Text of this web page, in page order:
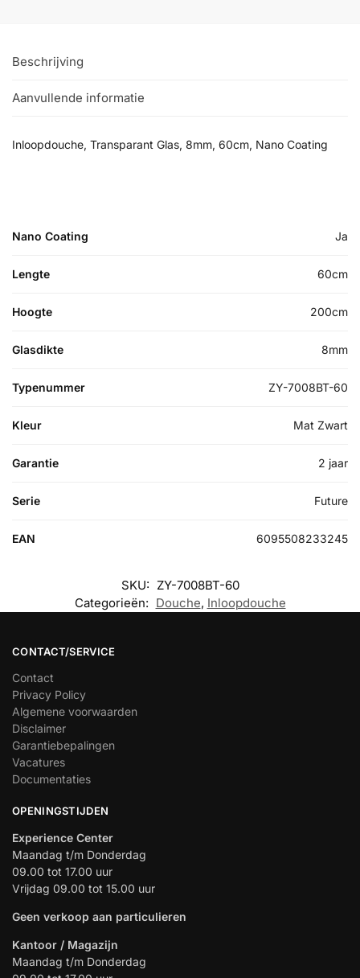
Beschrijving
Aanvullende informatie
Inloopdouche, Transparant Glas, 8mm, 60cm, Nano Coating
Nano Coating Ja
Lengte 60cm
Hoogte 200cm
Glasdikte 8mm
Typenummer ZY-7008BT-60
Kleur Mat Zwart
Garantie 2 jaar
Serie Future
EAN 6095508233245
SKU: ZY-7008BT-60
Categorieën: Douche, Inloopdouche
CONTACT/SERVICE
Contact
Privacy Policy
Algemene voorwaarden
Disclaimer
Garantiebepalingen
Vacatures
Documentaties
OPENINGSTIJDEN
Experience Center
Maandag t/m Donderdag
09.00 tot 17.00 uur
Vrijdag 09.00 tot 15.00 uur
Geen verkoop aan particulieren
Kantoor / Magazijn
Maandag t/m Donderdag